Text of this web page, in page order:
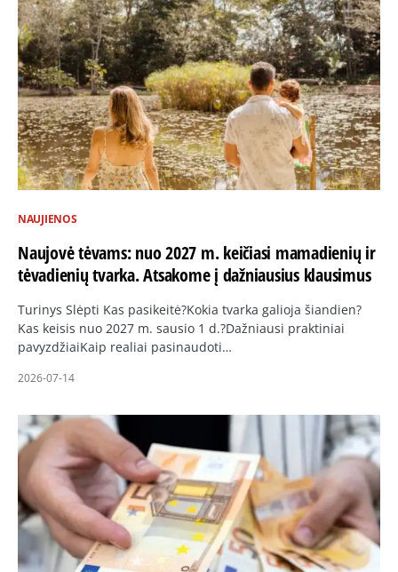
NAUJIENOS
Naujovė tėvams: nuo 2027 m. keičiasi mamadienių ir
tėvadienių tvarka. Atsakome į dažniausius klausimus
Turinys Slėpti Kas pasikeitė?Kokia tvarka galioja šiandien?
Kas keisis nuo 2027 m. sausio 1 d.?Dažniausi praktiniai
pavyzdžiaiKaip realiai pasinaudoti…
2026-07-14